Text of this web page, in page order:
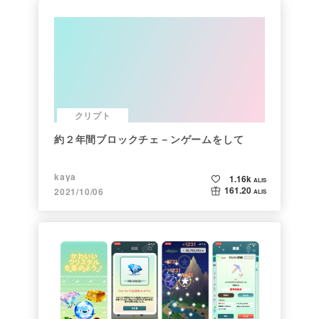
クリプト
約２年間ブロックチェ－ンゲームをして
kaya
2021/10/06
1.16k ALIS
161.20 ALIS